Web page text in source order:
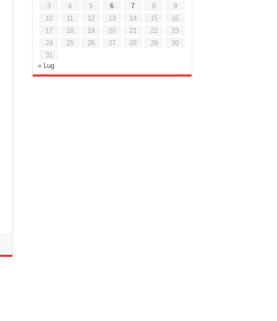
3
4 5 6 7 8
9
10
11 12 13 14 15
16
17
18 19 20 21 22
23
24
25 26 27 28 29
30
31
« Lug